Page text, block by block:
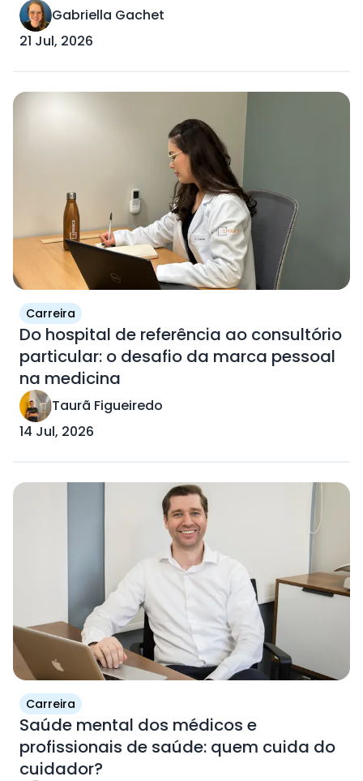
Gabriella Gachet
21 Jul, 2026
Carreira
Do hospital de referência ao consultório
particular: o desafio da marca pessoal
na medicina
Taurã Figueiredo
14 Jul, 2026
Carreira
Saúde mental dos médicos e
profissionais de saúde: quem cuida do
cuidador?